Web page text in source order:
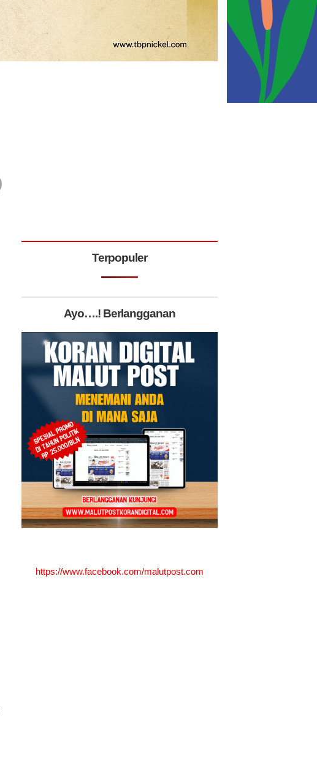
Terpopuler
Ayo….! Berlangganan
https://www.facebook.com/malutpost.com